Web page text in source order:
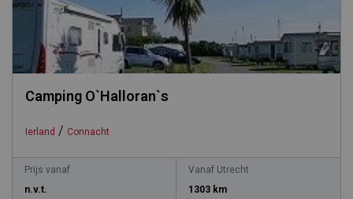
Camping O`Halloran`s
Ierland / Connacht
Prijs vanaf
n.v.t.
Vanaf Utrecht
1303 km